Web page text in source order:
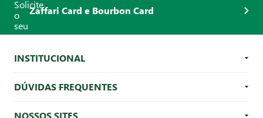
Zaffari Card e Bourbon Card
INSTITUCIONAL
DÚVIDAS FREQUENTES